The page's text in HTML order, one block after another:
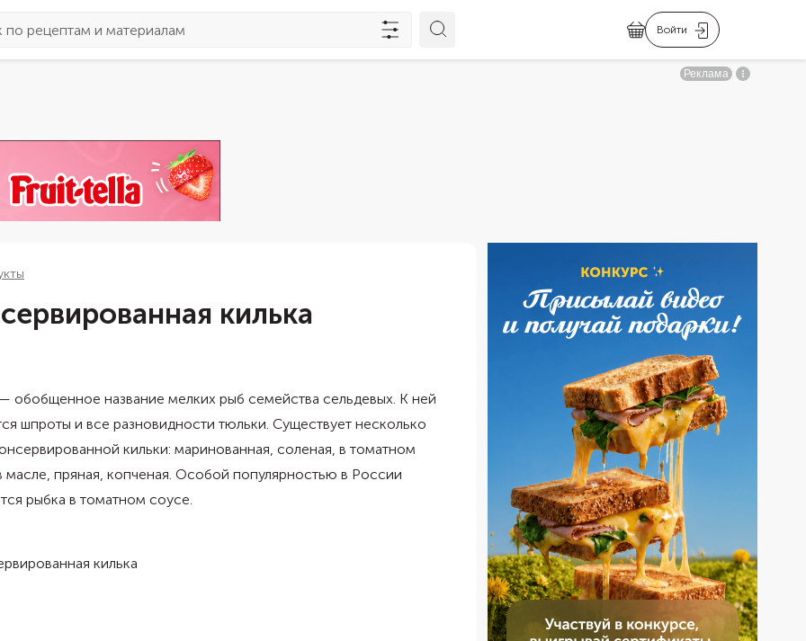
Войти
килька
обобщенное название мелких рыб семейства сельдевых. К ней
шпроты и все разновидности тюльки. Существует несколько
кильки: маринованная, соленая, в томатном
масле, пряная, копченая. Особой популярностью в России
рыбка в томатном соусе.